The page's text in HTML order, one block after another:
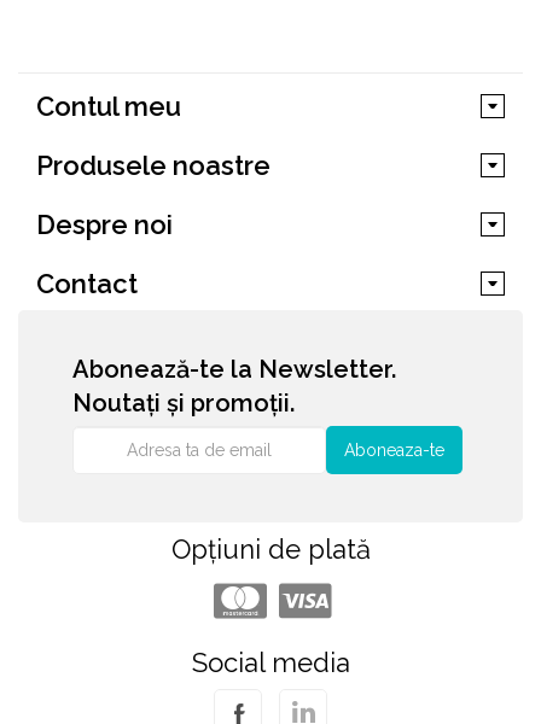
Contul meu
Produsele noastre
Despre noi
Contact
Abonează-te la Newsletter.
Noutați și promoții.
Aboneaza-te
Opțiuni de plată
Social media